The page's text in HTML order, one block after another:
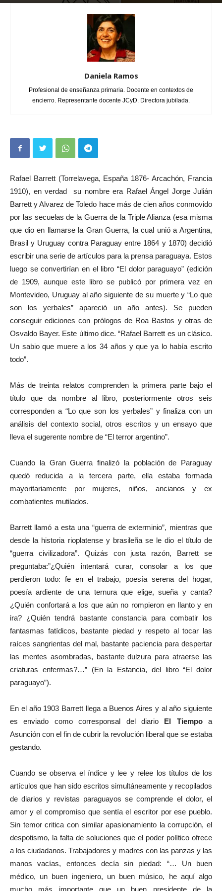
Por Daniela Ramos - septiembre 9, 2023 0
Daniela Ramos
Profesional de enseñanza primaria. Docente en contextos de
encierro. Representante docente JCyD. Directora jubilada.
Rafael Barrett (Torrelavega, España 1876- Arcachón, Francia
1910), en verdad su nombre era Rafael Ángel Jorge Julián
Barrett y Alvarez de Toledo hace más de cien años conmovido
por las secuelas de la Guerra de la Triple Alianza (esa misma
que dio en llamarse la Gran Guerra, la cual unió a Argentina,
Brasil y Uruguay contra Paraguay entre 1864 y 1870) decidió
escribir una serie de artículos para la prensa paraguaya. Estos
luego se convertirían en el libro “El dolor paraguayo” (edición
de 1909, aunque este libro se publicó por primera vez en
Montevideo, Uruguay al año siguiente de su muerte y “Lo que
son los yerbales” apareció un año antes). Se pueden
conseguir ediciones con prólogos de Roa Bastos y otras de
Osvaldo Bayer. Este último dice. “Rafael Barrett es un clásico.
Un sabio que muere a los 34 años y que ya lo había escrito
todo”.
Más de treinta relatos comprenden la primera parte bajo el
título que da nombre al libro, posteriormente otros seis
corresponden a “Lo que son los yerbales” y finaliza con un
análisis del contexto social, otros escritos y un ensayo que
lleva el sugerente nombre de “El terror argentino”.
Cuando la Gran Guerra finalizó la población de Paraguay
quedó reducida a la tercera parte, ella estaba formada
mayoritariamente por mujeres, niños, ancianos y ex
combatientes mutilados.
Barrett llamó a esta una “guerra de exterminio”, mientras que
desde la historia rioplatense y brasileña se le dio el título de
“guerra civilizadora”. Quizás con justa razón, Barrett se
preguntaba:”¿Quién intentará curar, consolar a los que
perdieron todo: fe en el trabajo, poesía serena del hogar,
poesía ardiente de una ternura que elige, sueña y canta?
¿Quién confortará a los que aún no rompieron en llanto y en
ira? ¿Quién tendrá bastante constancia para combatir los
fantasmas fatídicos, bastante piedad y respeto al tocar las
raíces sangrientas del mal, bastante paciencia para despertar
las mentes asombradas, bastante dulzura para atraerse las
criaturas enfermas?…” (En la Estancia, del libro “El dolor
paraguayo”).
En el año 1903 Barrett llega a Buenos Aires y al año siguiente
es enviado como corresponsal del diario El Tiempoa
Asunción con el fin de cubrir la revolución liberal que se estaba
gestando.
Cuando se observa el índice y lee y relee los títulos de los
artículos que han sido escritos simultáneamente y recopilados
de diarios y revistas paraguayos se comprende el dolor, el
amor y el compromiso que sentía el escritor por ese pueblo.
Sin temor critica con similar apasionamiento la corrupción, el
despotismo, la falta de soluciones que el poder político ofrece
a los ciudadanos. Trabajadores y madres con las panzas y las
manos vacías, entonces decía sin piedad: “… Un buen
médico, un buen ingeniero, un buen músico, he aquí algo
mucho más importante que un buen presidente de la